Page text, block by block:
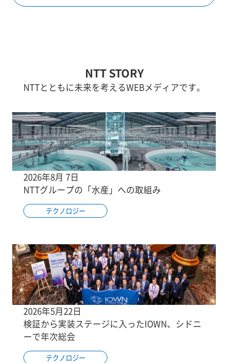
NTT STORY
NTTとともに未来を考えるWEBメディアです。
2026年8月 7日
NTTグループの「水産」への取組み
テクノロジー
2026年5月22日
検証から実装ステージに入ったIOWN、シドニ
ーで年次総会
テクノロジー